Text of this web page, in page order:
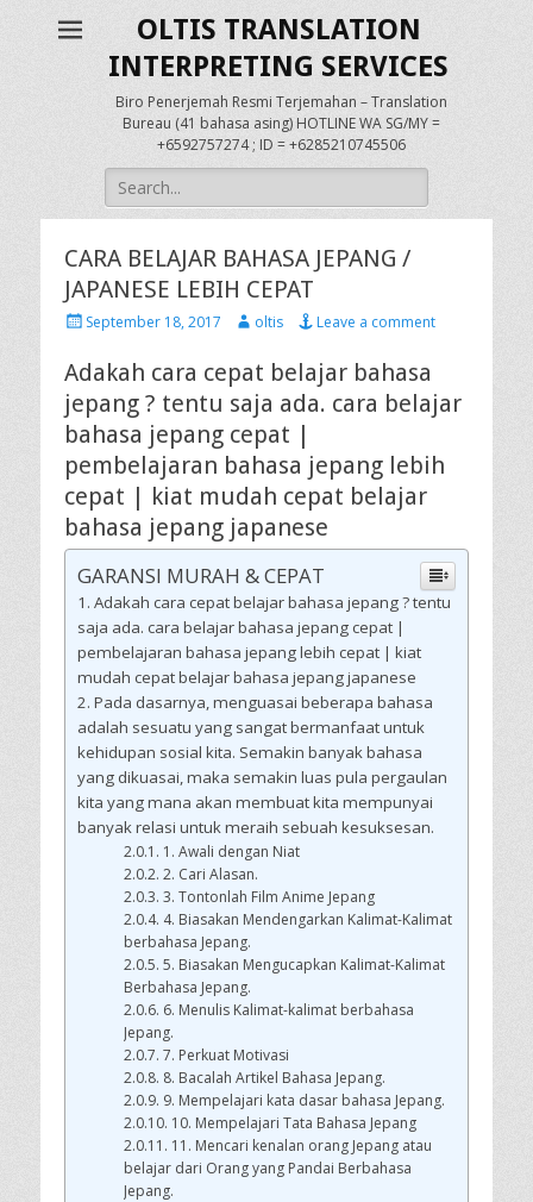
OLTIS TRANSLATION
INTERPRETING SERVICES
Biro Penerjemah Resmi Terjemahan – Translation
Bureau (41 bahasa asing) HOTLINE WA SG/MY =
+6592757274 ; ID = +6285210745506
Search
for:
CARA BELAJAR BAHASA JEPANG /
JAPANESE LEBIH CEPAT
PostedSeptember 18, 2017 Author
oltis Leave a comment
Adakah cara cepat belajar bahasa
jepang ? tentu saja ada. cara belajar
bahasa jepang cepat |
pembelajaran bahasa jepang lebih
cepat | kiat mudah cepat belajar
bahasa jepang japanese
GARANSI MURAH & CEPAT
Adakah cara cepat belajar bahasa jepang ? tentu
saja ada. cara belajar bahasa jepang cepat |
pembelajaran bahasa jepang lebih cepat | kiat
mudah cepat belajar bahasa jepang japanese
Pada dasarnya, menguasai beberapa bahasa
adalah sesuatu yang sangat bermanfaat untuk
kehidupan sosial kita. Semakin banyak bahasa
yang dikuasai, maka semakin luas pula pergaulan
kita yang mana akan membuat kita mempunyai
banyak relasi untuk meraih sebuah kesuksesan.
1. Awali dengan Niat
2. Cari Alasan.
3. Tontonlah Film Anime Jepang
4. Biasakan Mendengarkan Kalimat-Kalimat
berbahasa Jepang.
5. Biasakan Mengucapkan Kalimat-Kalimat
Berbahasa Jepang.
6. Menulis Kalimat-kalimat berbahasa
Jepang.
7. Perkuat Motivasi
8. Bacalah Artikel Bahasa Jepang.
9. Mempelajari kata dasar bahasa Jepang.
10. Mempelajari Tata Bahasa Jepang
11. Mencari kenalan orang Jepang atau
belajar dari Orang yang Pandai Berbahasa
Jepang.